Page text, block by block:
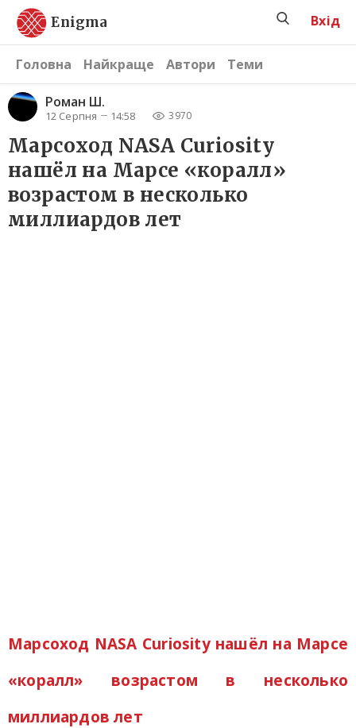
Enigma
Головна Найкраще Автори Теми
Вхід
Роман Ш.
12 Серпня 14:58 3970
Марсоход NASA Curiosity
нашёл на Марсе «коралл»
возрастом в несколько
миллиардов лет
Марсоход NASA Curiosity нашёл на Марсе
«коралл» возрастом в несколько
миллиардов лет